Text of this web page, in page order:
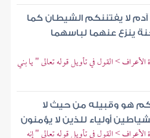
آدم لا يفتننكم الشيطان كما
ينزع عنهما لباسهما
> القول في تأويل قوله تعالى " يا بني
هو وقبيله من حيث لا
أولياء للذين لا يؤمنون
> القول في تأويل قوله تعالى " إنه